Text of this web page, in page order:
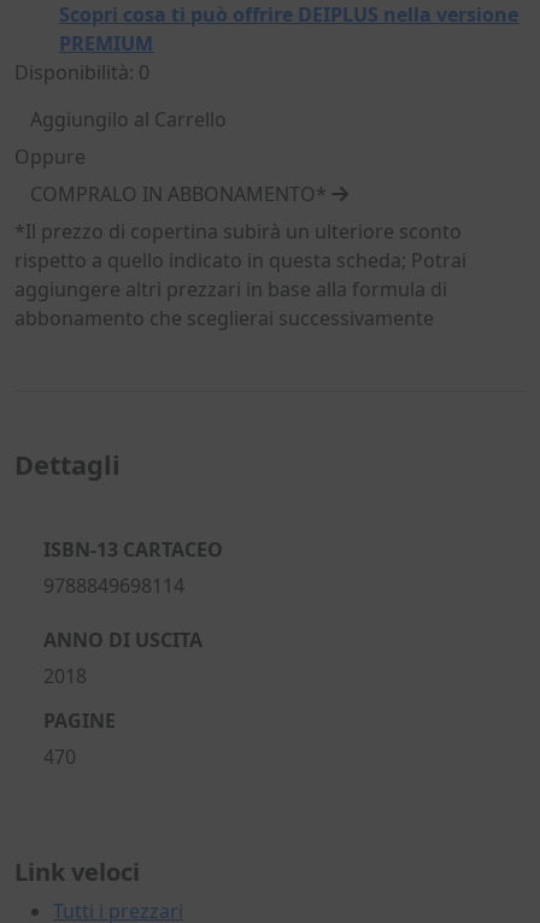
Scopri cosa ti può offrire DEIPLUS nella versione
PREMIUM
Disponibilità: 0
Aggiungilo al Carrello
Oppure
COMPRALO IN ABBONAMENTO*
*Il prezzo di copertina subirà un ulteriore sconto
rispetto a quello indicato in questa scheda; Potrai
aggiungere altri prezzari in base alla formula di
abbonamento che sceglierai successivamente
Dettagli
ISBN-13 CARTACEO
9788849698114
ANNO DI USCITA
2018
PAGINE
470
Link veloci
Tutti i prezzari